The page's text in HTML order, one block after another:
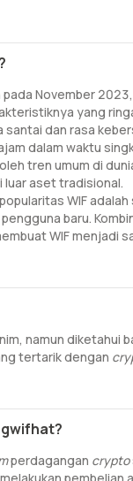
November
yang
dan rasa
dalam waktu
tren umum di
aset tradisional.
WIF
baru.
WIF menjadi
namun diketahui
tertarik dengan
perdagangan crypto